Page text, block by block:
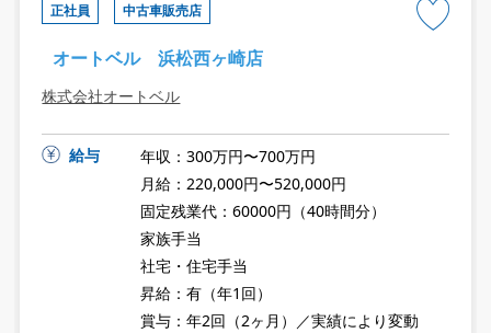
正社員 中古車販売店
オートベル 浜松西ヶ崎店
株式会社オートベル
給与
年収：300万円〜700万円
月給：220,000円〜520,000円
固定残業代：60000円（40時間分）
家族手当
社宅・住宅手当
昇給：有（年1回）
賞与：年2回（2ヶ月）／実績により変動